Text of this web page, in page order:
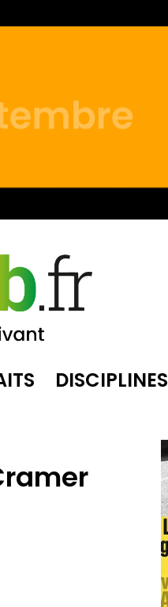
DISCIPLINES